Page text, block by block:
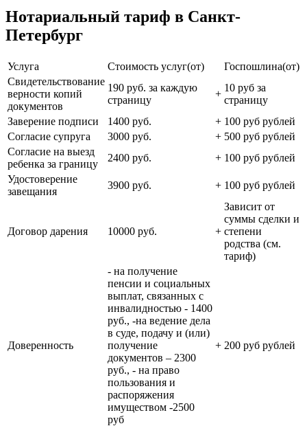
Нотариальный тариф в Санкт-
Петербург
Услуга Стоимость услуг(от)
Госпошлина(от)
Свидетельствование
верности копий
документов
190 руб. за каждую
страницу
+
10 руб за
страницу
Заверение подписи
1400 руб. + 100 руб рублей
Согласие супруга
3000 руб. + 500 руб рублей
Согласие на выезд
ребенка за границу
2400 руб. + 100 руб рублей
Удостоверение
завещания
3900 руб. + 100 руб рублей
Договор дарения 10000 руб. +
Зависит от
суммы сделки и
степени
родства (см.
тариф)
Доверенность
- на получение
пенсии и социальных
выплат, связанных с
инвалидностью - 1400
руб., -на ведение дела
в суде, подачу и (или)
получение
документов – 2300
руб., - на право
пользования и
распоряжения
имуществом -2500
руб
+ 200 руб рублей